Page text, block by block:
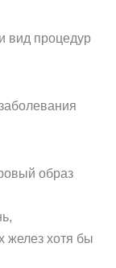
вид процедур
образ
желез хотя бы